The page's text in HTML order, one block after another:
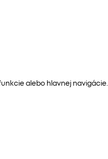
alebo hlavnej navigácie.